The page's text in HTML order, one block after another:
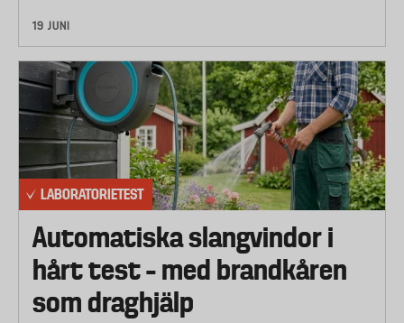
form av mögel. Anmälningarna ökade 2010 på grund
av den stränga vinterkylan.
19 JUNI
LABORATORIETEST
Automatiska slangvindor i
hårt test – med brandkåren
som draghjälp